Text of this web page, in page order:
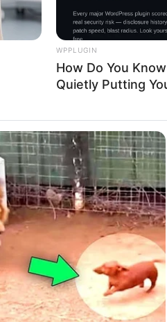
WPPLUGIN
How Do You
Quietly Putting